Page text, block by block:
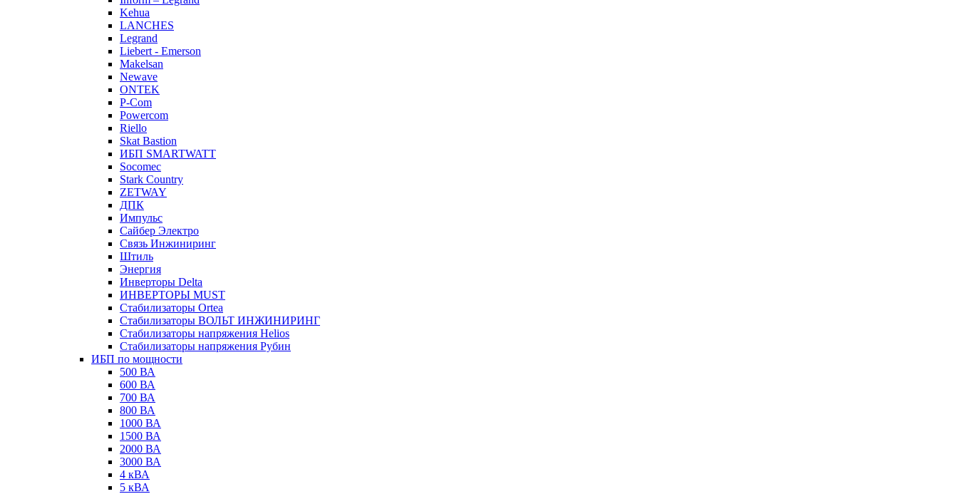
Kehua
LANCHES
Legrand
Liebert - Emerson
Makelsan
Newave
ONTEK
P-Com
Powercom
Riello
Skat Bastion
ИБП SMARTWATT
Socomec
Stark Country
ZETWAY
ДПК
Импульс
Сайбер Электро
Связь Инжиниринг
Штиль
Энергия
Инверторы Delta
ИНВЕРТОРЫ MUST
Стабилизаторы Ortea
Стабилизаторы ВОЛЬТ ИНЖИНИРИНГ
Стабилизаторы напряжения Helios
Стабилизаторы напряжения Рубин
ИБП по мощности
500 ВА
600 ВА
700 ВА
800 ВА
1000 ВА
1500 ВА
2000 ВА
3000 ВА
4 кВА
5 кВА